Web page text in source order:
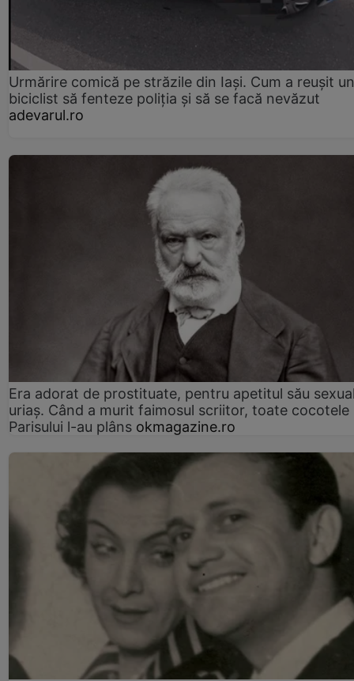
Urmărire comică pe străzile din Iași. Cum a reușit un
biciclist să fenteze poliția și să se facă nevăzut
adevarul.ro
Era adorat de prostituate, pentru apetitul său
uriaș. Când a murit faimosul scriitor, toate cocotele
Parisului l-au plâns okmagazine.ro